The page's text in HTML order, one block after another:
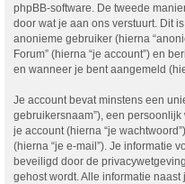
phpBB-software. De tweede
door wat je aan ons verstuurt. Dit
anonieme gebruiker (hierna
Forum” (hierna “je account”) en
en wanneer je bent aangemeld
Je account bevat minstens een
gebruikersnaam”), een
je account (hierna “je
(hierna “je e-mail”). Je informatie
beveiligd door de
gehost wordt. Alle informatie